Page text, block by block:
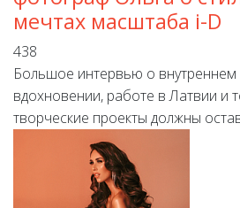
мечтах масштаба i-D
438
Большое интервью о внутреннем
вдохновении, работе в Латвии и
творческие проекты должны